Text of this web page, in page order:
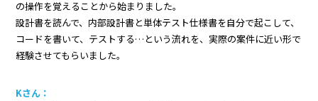
の操作を覚えることから始まりました。
設計書を読んで、内部設計書と単体テスト仕様書を自分で起こして、
コードを書いて、テストする…という流れを、実際の案件に近い形で
経験させてもらいました。
Kさん：